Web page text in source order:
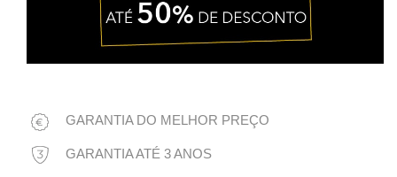
GARANTIA DO MELHOR PREÇO
GARANTIA ATÉ 3 ANOS